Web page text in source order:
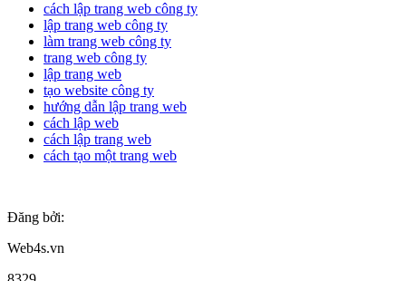
cách lập trang web công ty
lập trang web công ty
làm trang web công ty
trang web công ty
lập trang web
tạo website công ty
hướng dẫn lập trang web
cách lập web
cách lập trang web
cách tạo một trang web
Đăng bởi:
Web4s.vn